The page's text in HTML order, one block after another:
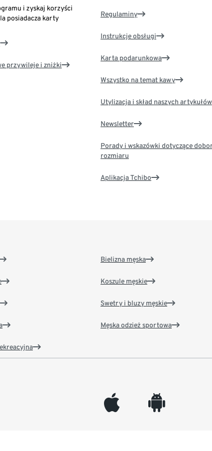
i zyskaj korzyści
posiadacza karty
przywileje i zniżki
Regulaminy
Instrukcje obsługi
Karta podarunkowa
Wszystko na temat kawy
Utylizacja i skład naszych artykułów
Newsletter
Porady i wskazówki dotyczące
rozmiaru
Aplikacja Tchibo
Bielizna męska
Koszule męskie
Swetry i bluzy męskie
Męska odzież sportowa
appleinc android